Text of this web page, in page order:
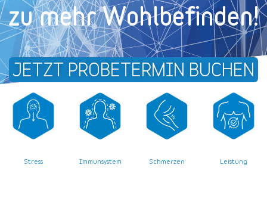
zu mehr Wohl­befinden!
JETZT PROBETERMIN BUCHEN
Stress Immunsystem Schmerzen Leistung